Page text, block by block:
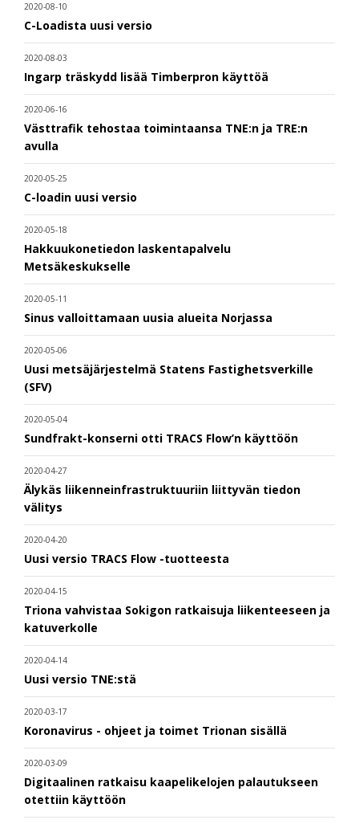
2020-08-10
C-Loadista uusi versio
2020-08-03
Ingarp träskydd lisää Timberpron käyttöä
2020-06-16
Västtrafik tehostaa toimintaansa TNE:n ja TRE:n
avulla
2020-05-25
C-loadin uusi versio
2020-05-18
Hakkuukonetiedon laskentapalvelu
Metsäkeskukselle
2020-05-11
Sinus valloittamaan uusia alueita Norjassa
2020-05-06
Uusi metsäjärjestelmä Statens Fastighetsverkille
(SFV)
2020-05-04
Sundfrakt-konserni otti TRACS Flow’n käyttöön
2020-04-27
Älykäs liikenneinfrastruktuuriin liittyvän tiedon
välitys
2020-04-20
Uusi versio TRACS Flow -tuotteesta
2020-04-15
Triona vahvistaa Sokigon ratkaisuja liikenteeseen ja
katuverkolle
2020-04-14
Uusi versio TNE:stä
2020-03-17
Koronavirus - ohjeet ja toimet Trionan sisällä
2020-03-09
Digitaalinen ratkaisu kaapelikelojen palautukseen
otettiin käyttöön